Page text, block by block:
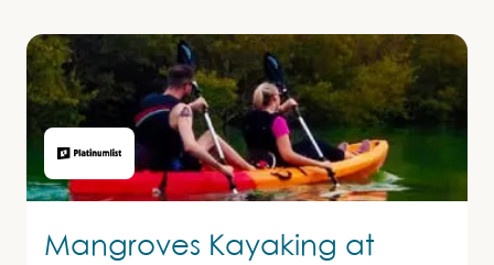
Mangroves Kayaking at